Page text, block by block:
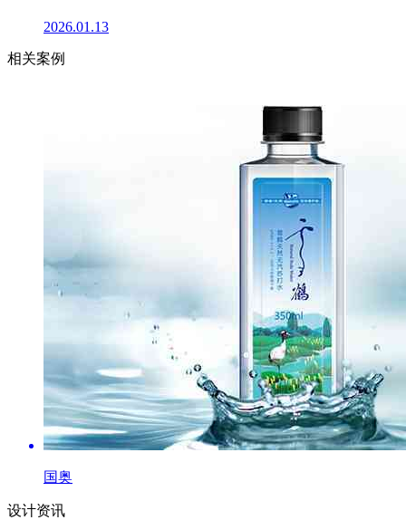
2026.01.13
相关案例
国奥
设计资讯